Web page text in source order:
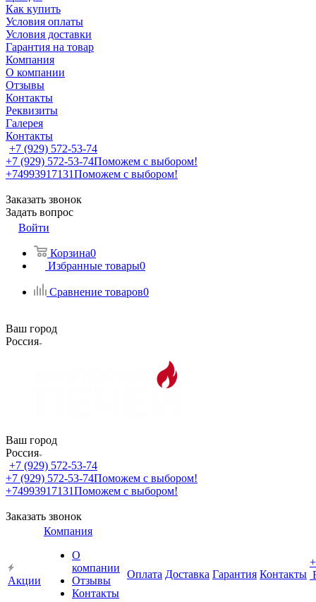
Как купить
Условия оплаты
Условия доставки
Гарантия на товар
Компания
О компании
Отзывы
Контакты
Реквизиты
Галерея
Контакты
+7 (929) 572-53-74
+7 (929) 572-53-74Поможем с выбором!
+74993917131Поможем с выбором!
Заказать звонок
Задать вопрос
Войти
Корзина0
Избранные товары0
Сравнение товаров0
Ваш город
Россия
Ваш город
Россия
+7 (929) 572-53-74
+7 (929) 572-53-74Поможем с выбором!
+74993917131Поможем с выбором!
Заказать звонок
Акции
Компания
О
компании
Отзывы
Контакты
Оплата Доставка Гарантия Контакты
+